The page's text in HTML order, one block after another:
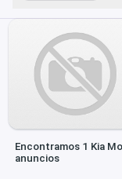
Encontramos 1 Kia
anuncios